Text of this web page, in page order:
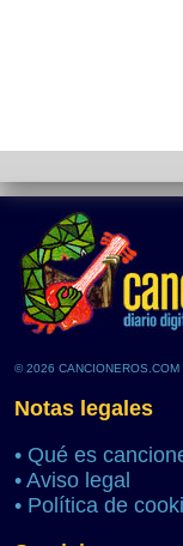
© 2026 CANCIONEROS.COM
Notas legales
• Qué es
• Aviso legal
• Política de